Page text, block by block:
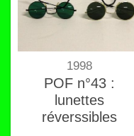
1998
POF n°43 :
lunettes
réverssibles